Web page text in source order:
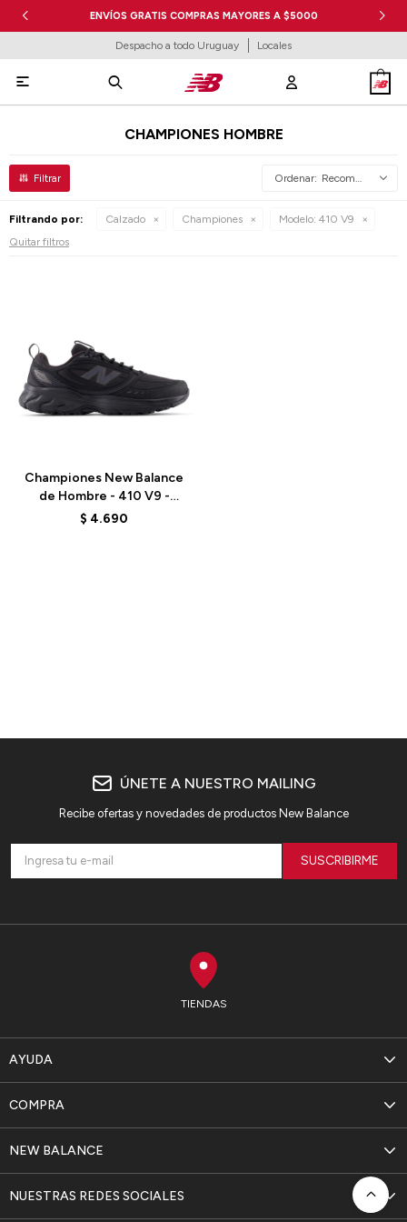
ENVÍOS GRATIS COMPRAS MAYORES A $5000
Despacho a todo Uruguay Locales

CHAMPIONES HOMBRE
Recomendados
Filtrando por: Calzado Championes Modelo: 410 V9
Quitar filtros
Championes New Balance
de Hombre - 410 V9 -
M4105FS - BLACK
$ 4.690
TIENDAS
AYUDA
NEW BALANCE
COMPRA
NUESTRAS REDES SOCIALES
ÚNETE A NUESTRO MAILING
Recibe ofertas y novedades de productos New Balance
SUSCRIBIRME